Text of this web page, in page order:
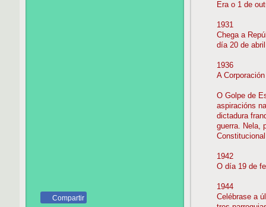
Era o 1 de
1931
Chega a
día 20 de
1936
A
O Golpe de
aspiracións
dictadura
guerra. Nela,
1942
O día 19 de
1944
Celébrase a
Compartir